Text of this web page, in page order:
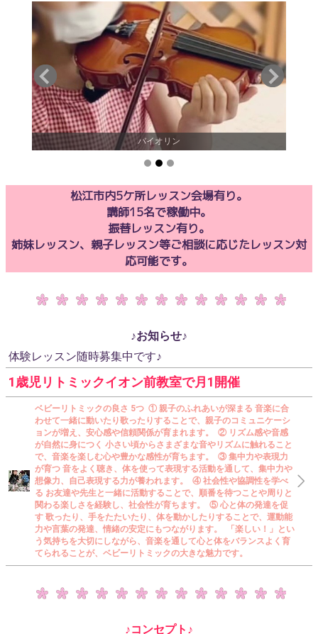
バイオリン
松江市内5ケ所レッスン会場有り。
講師15名で稼働中。
振替レッスン有り。
姉妹レッスン、親子レッスン等ご相談に応じたレッスン対
応可能です。
♪お知らせ♪
体験レッスン随時募集中です♪
1歳児リトミックイオン前教室で月1開催
ベビーリトミックの良さ 5つ ① 親子のふれあいが深まる 音楽に合
わせて一緒に動いたり歌ったりすることで、親子のコミュニケーシ
ョンが増え、安心感や信頼関係が育まれます。 ② リズム感や音感
が自然に身につく 小さい頃からさまざまな音やリズムに触れること
で、音楽を楽しむ心や豊かな感性が育ちます。 ③ 集中力や表現力
が育つ 音をよく聴き、体を使って表現する活動を通して、集中力や
想像力、自己表現する力が養われます。 ④ 社会性や協調性を学べ
る お友達や先生と一緒に活動することで、順番を待つことや周りと
関わる楽しさを経験し、社会性が育ちます。 ⑤ 心と体の発達を促
す 歌ったり、手をたたいたり、体を動かしたりすることで、運動能
力や言葉の発達、情緒の安定にもつながります。 「楽しい！」とい
う気持ちを大切にしながら、音楽を通して心と体をバランスよく育
てられることが、ベビーリトミックの大きな魅力です。
♪コンセプト♪